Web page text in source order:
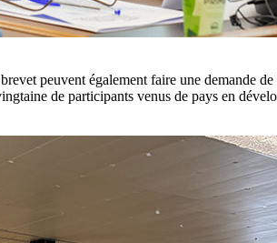
peuvent également faire une demande
de participants venus de pays en